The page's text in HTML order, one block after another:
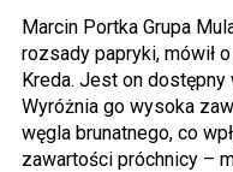
Marcin Portka Grupa
rozsady papryki, mówił
Kreda. Jest on
Wyróżnia go wysoka
węgla brunatnego, co
zawartości próchnicy –